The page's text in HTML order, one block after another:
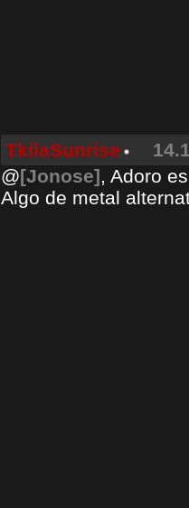
TkilaSunrise
@[Jonose], Adoro
Algo de metal